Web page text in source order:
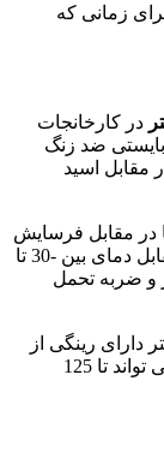
زمانی که
در کارخانجات
ضد زنگ
مقابل اسید
در مقابل فرسایش
و فشار مقاوم بوده و به سختی می شکند. در مقابل دمای بین -30 تا
و ضربه تحمل
لوکس قطر 150 میلی متر دارای رینگی از
جنس پلی آمید است و با رویه ای از پلی آمید ، می تواند تا 125